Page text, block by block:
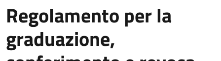
Regolamento per la
graduazione,